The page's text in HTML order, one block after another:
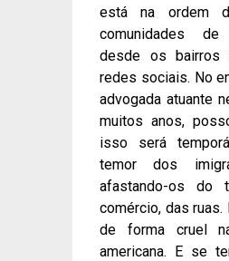
está na ordem
comunidades de
desde os bairros
redes sociais. No
advogada atuante
muitos anos,
isso será
temor dos
afastando-os do
comércio, das
de forma cruel
americana. E se